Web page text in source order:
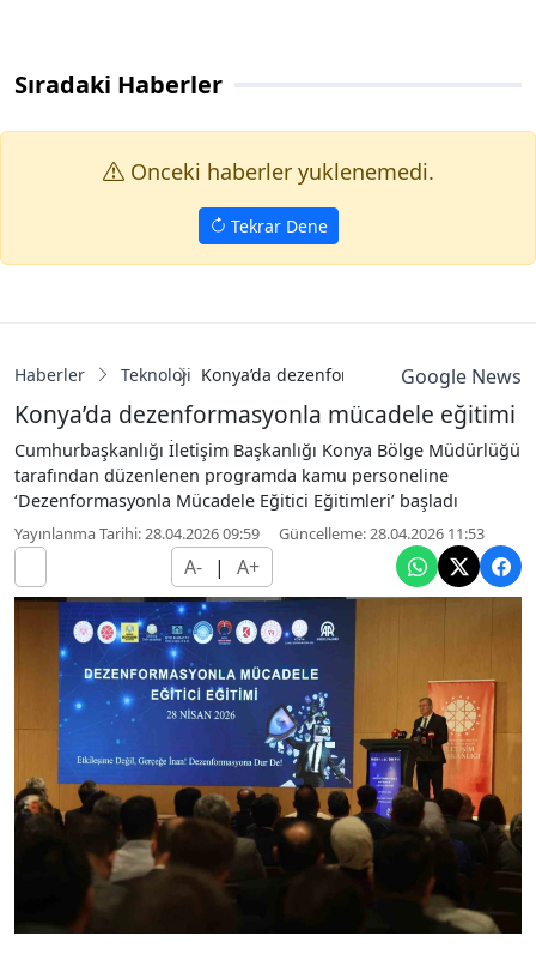
Sıradaki Haberler
Onceki haberler yuklenemedi.
Tekrar Dene
Haberler Teknoloji Konya’da dezenformasyonla mücadele
Google News
Konya’da dezenformasyonla mücadele eğitimi
Cumhurbaşkanlığı İletişim Başkanlığı Konya Bölge Müdürlüğü
tarafından düzenlenen programda kamu personeline
‘Dezenformasyonla Mücadele Eğitici Eğitimleri’ başladı
Yayınlanma Tarihi: 28.04.2026 09:59 Güncelleme: 28.04.2026 11:53
A- | A+